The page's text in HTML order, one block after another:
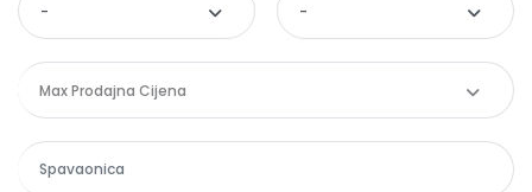
- -
Max Prodajna Cijena